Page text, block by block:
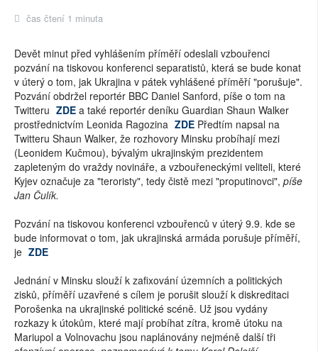
čas čtení 1 minuta
Devět minut před vyhlášením příměří odeslali vzbouřenci
pozvání na tiskovou konferenci separatistů, která se bude konat
v úterý o tom, jak Ukrajina v pátek vyhlášené příměří "porušuje".
Pozvání obdržel reportér BBC Daniel Sanford, píše o tom na
Twitteru ZDE a také reportér deníku Guardian Shaun Walker
prostřednictvím Leonida Ragozina ZDE Předtím napsal na
Twitteru Shaun Walker, že rozhovory Minsku probíhají mezi
(Leonidem Kučmou), bývalým ukrajinským prezidentem
zapleteným do vraždy novináře, a vzbouřeneckými veliteli, které
Kyjev označuje za "teroristy", tedy čistě mezi "proputinovci", píše
Jan Čulík.
Pozvání na tiskovou konferenci vzbouřenců v úterý 9.9. kde se
bude informovat o tom, jak ukrajinská armáda porušuje příměří,
je ZDE
Jednání v Minsku slouží k zafixování územních a politických
zisků, příměří uzavřené s cílem je porušit slouží k diskreditaci
Porošenka na ukrajinské politické scéně. Už jsou vydány
rozkazy k útokům, které mají probíhat zítra, kromě útoku na
Mariupol a Volnovachu jsou naplánovány nejméně další tři